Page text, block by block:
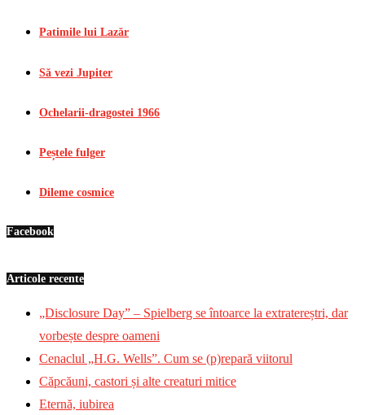
Patimile lui Lazăr
Să vezi Jupiter
Ochelarii-dragostei 1966
Peștele fulger
Dileme cosmice
Facebook
Articole recente
„Disclosure Day” – Spielberg se întoarce la extratereștri, dar
vorbește despre oameni
Cenaclul „H.G. Wells”. Cum se (p)repară viitorul
Căpcăuni, castori și alte creaturi mitice
Eternă, iubirea